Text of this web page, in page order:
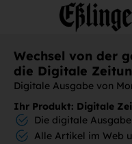
Wechsel von der
die Digitale
Digitale Ausgabe von
Ihr Produkt: Digitale
Die digitale
Alle Artikel im Web